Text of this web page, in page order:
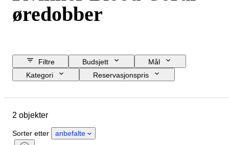
øredobber
Filtre Budsjett
Mål
Kategori
Reservasjonspris
Stein
2 objekter
Sorter etter anbefalte